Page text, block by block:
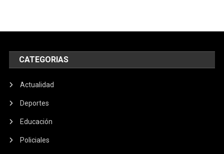
CATEGORIAS
Actualidad
Deportes
Educación
Policiales